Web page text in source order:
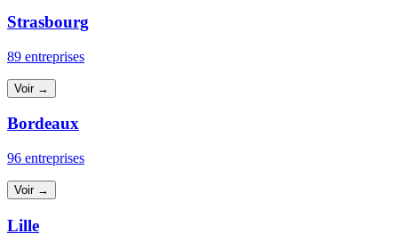
Strasbourg
89 entreprises
Voir →
Bordeaux
96 entreprises
Voir →
Lille